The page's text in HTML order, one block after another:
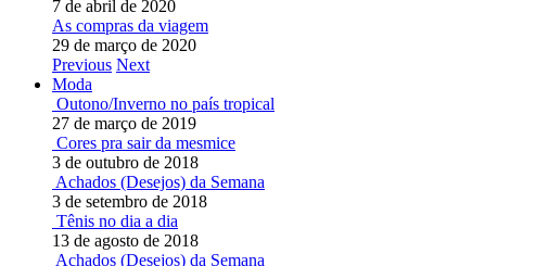
7 de abril de 2020
As compras da viagem
29 de março de 2020
Previous Next
Moda
Outono/Inverno no país tropical
27 de março de 2019
Cores pra sair da mesmice
3 de outubro de 2018
Achados (Desejos) da Semana
3 de setembro de 2018
Tênis no dia a dia
13 de agosto de 2018
Achados (Desejos) da Semana